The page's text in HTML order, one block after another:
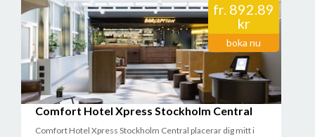
fr. 892.89
kr
boka nu
Comfort Hotel Xpress Stockholm Central
Comfort Hotel Xpress Stockholm Central placerar dig mitt i